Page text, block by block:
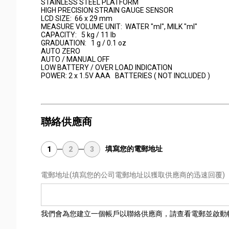
STAINLESS STEEL PLATFORM
HIGH PRECISION STRAIN GAUGE SENSOR
LCD SIZE: 66 x 29 mm
MEASURE VOLUME UNIT: WATER "ml", MILK "ml"
CAPACITY: 5 kg / 11 lb
GRADUATION: 1 g / 0.1 oz
AUTO ZERO
AUTO / MANUAL OFF
LOW BATTERY / OVER LOAD INDICATION
POWER: 2 x 1.5V AAA BATTERIES ( NOT INCLUDED )
聯絡供應商
1 2 3 填寫您的電郵地址
電郵地址(填寫您的公司電郵地址以獲取供應商的迅速回覆)
我們會為您建立一個帳戶以聯絡供應商，請查看電郵並啟動